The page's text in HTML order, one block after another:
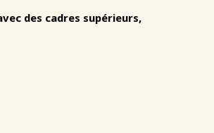
des cadres supérieurs,